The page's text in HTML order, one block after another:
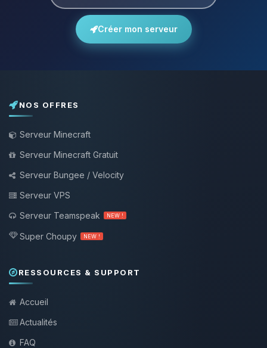
Créer mon serveur
NOS OFFRES
Serveur Minecraft
Serveur Minecraft Gratuit
Serveur Bungee / Velocity
Serveur VPS
Serveur Teamspeak
NEW !
Super Choupy NEW !
RESSOURCES & SUPPORT
Accueil
Actualités
FAQ